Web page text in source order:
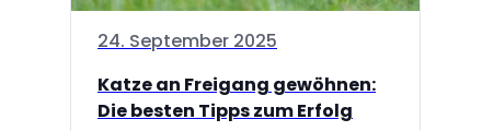
24. September 2025
Katze an Freigang gewöhnen:
Die besten Tipps zum Erfolg